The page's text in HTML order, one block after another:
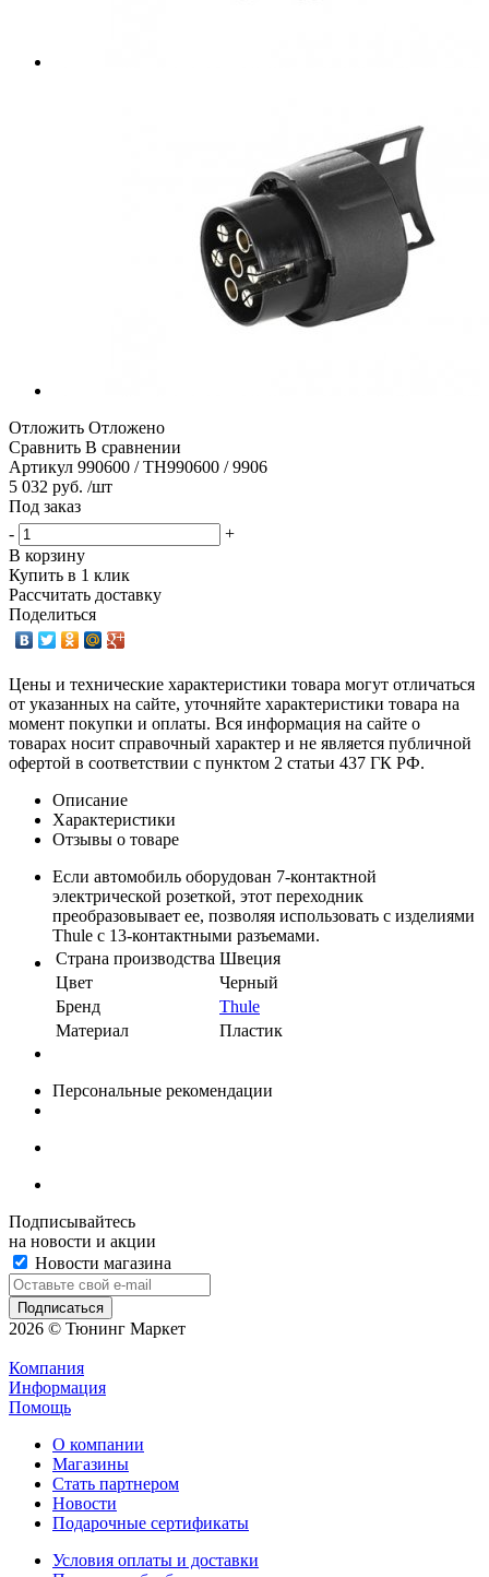
Отложить Отложено
Сравнить В сравнении
Артикул 990600 / TH990600 / 9906
5 032 руб. /шт
Под заказ
-
+
В корзину
Купить в 1 клик
Рассчитать доставку
Поделиться
Цены и технические характеристики товара могут отличаться
от указанных на сайте, уточняйте характеристики товара на
момент покупки и оплаты. Вся информация на сайте о
товарах носит справочный характер и не является публичной
офертой в соответствии с пунктом 2 статьи 437 ГК РФ.
Описание
Характеристики
Отзывы о товаре
Если автомобиль оборудован 7-контактной
электрической розеткой, этот переходник
преобразовывает ее, позволяя использовать с изделиями
Thule с 13-контактными разъемами.
Страна производства Швеция
Цвет
Черный
Бренд
Thule
Материал
Пластик
Персональные рекомендации
Подписывайтесь
на новости и акции
Новости магазина
2026 © Тюнинг Маркет
Компания
Информация
Помощь
О компании
Магазины
Стать партнером
Новости
Подарочные сертификаты
Условия оплаты и доставки